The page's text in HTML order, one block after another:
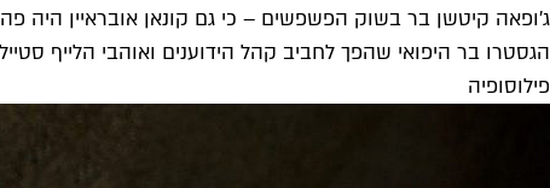
ג׳ופאה קיטשן בר בשוק הפשפשים – כי גם קונאן אובראיין היה פה
פילוסופיה